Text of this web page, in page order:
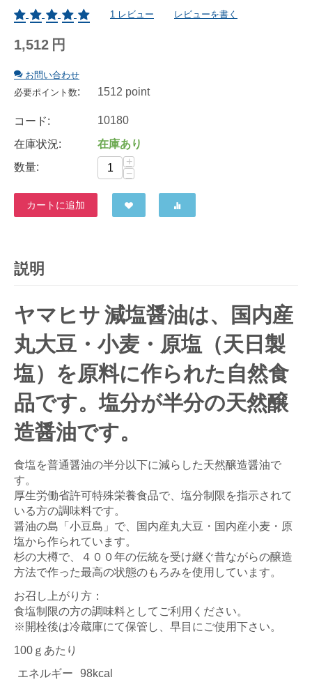
1 レビュー レビューを書く
1,512 円
お問い合わせ
必要ポイント数: 1512 point
コード:
10180
在庫状況:
在庫あり
数量:
+
−
カートに追加
説明
ヤマヒサ 減塩醤油は、国内産
丸大豆・小麦・原塩（天日製
塩）を原料に作られた自然食
品です。塩分が半分の天然醸
造醤油です。
食塩を普通醤油の半分以下に減らした天然醸造醤油で
す。
厚生労働省許可特殊栄養食品で、塩分制限を指示されて
いる方の調味料です。
醤油の島「小豆島」で、国内産丸大豆・国内産小麦・原
塩から作られています。
杉の大樽で、４００年の伝統を受け継ぐ昔ながらの醸造
方法で作った最高の状態のもろみを使用しています。
お召し上がり方：
食塩制限の方の調味料としてご利用ください。
※開栓後は冷蔵庫にて保管し、早目にご使用下さい。
100ｇあたり
エネルギー
98kcal